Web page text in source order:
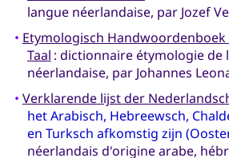
langue néerlandaise, par Jozef
• Etymologisch
Taal : dictionnaire étymologie de
néerlandaise, par Johannes
• Verklarende lijst der
het Arabisch, Hebreewsch,
en Turksch afkomstig zijn
néerlandais d'origine arabe,